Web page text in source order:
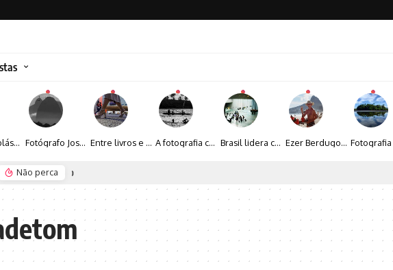
O artista plástico Jorge Luiz transforma sustentabilidade e criatividade em arte contemporânea Fotógrafo José Roberto apresenta um olhar sensível sobre arquitetura, formas e luz na fotografia Entre livros e fotografia autoral, Sebastião Reis consolida uma trajetória marcada pelo olhar artístico A fotografia contemporânea de Cynthia Feyh Jappur entre luz, movimento e arte Brasil lidera crescimento entre os 15 maiores mercados globais de viagens corporativas Ezer Berdugo transforma experiências multiculturais e memórias em narrativas visuais por meio da fotografia
Não perca Espraiada Festival 2026 aposta na cultura periférica para ampliar oportunidades na zona sul